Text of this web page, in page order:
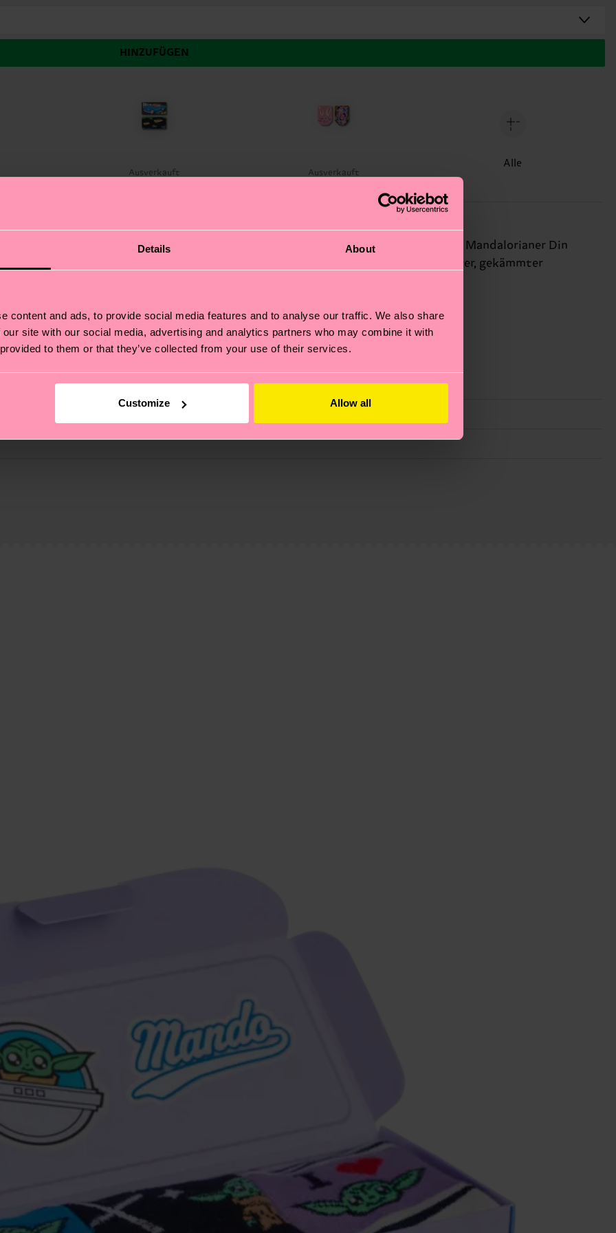
Details About
content and ads, to provide social media features and to analyse our traffic. We also share
site with our social media, advertising and analytics partners who may combine it with
to them or that they’ve collected from your use of their services.
Customize Allow all
HINZUFÜGEN
Ausverkauft Ausverkauft
Alle
Erlebe spannende Abenteuer mit diesen Socken, inspiriert von dem legendären Mandalorianer Din
einige ihrer Abenteuer nach? Die Socken bestehen aus weicher, atmungsaktiver, gekämmter
– es geht auch um eine ethische Lieferkette, die Reduzierung von Emissionen, die richtige Pflege von